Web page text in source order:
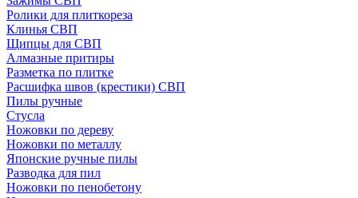
Ролики для плиткореза
Клинья СВП
Щипцы для СВП
Алмазные притиры
Разметка по плитке
Расшифка швов (крестики) СВП
Пилы ручные
Стусла
Ножовки по дереву
Ножовки по металлу
Японские ручные пилы
Разводка для пил
Ножовки по пенобетону